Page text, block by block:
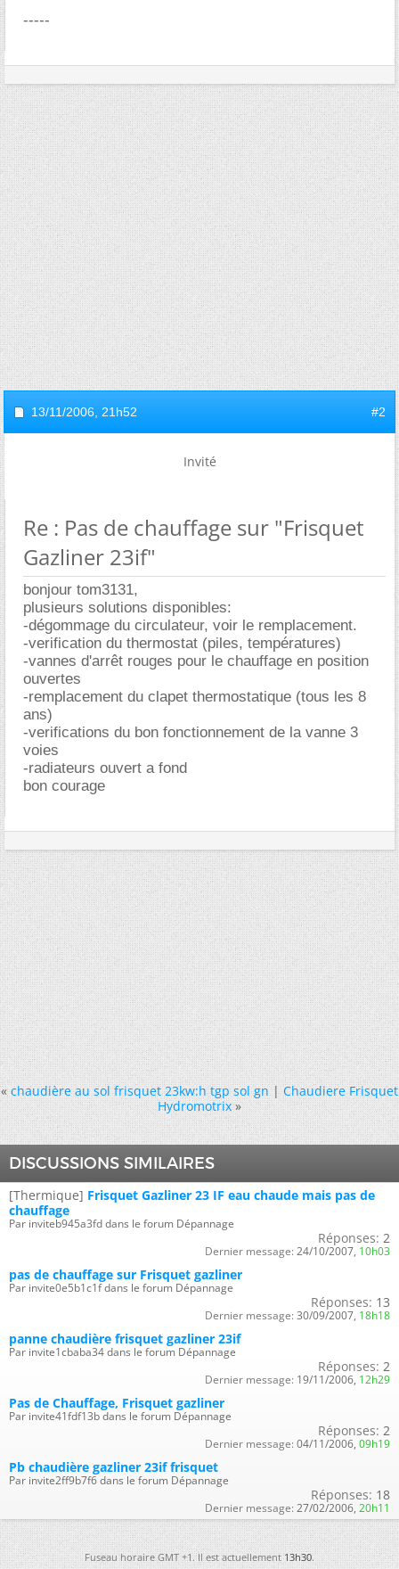
-----
13/11/2006, 21h52 #2
Invité
Re : Pas de chauffage sur "Frisquet
Gazliner 23if"
bonjour tom3131,
plusieurs solutions disponibles:
-dégommage du circulateur, voir le remplacement.
-verification du thermostat (piles, températures)
-vannes d'arrêt rouges pour le chauffage en position
ouvertes
-remplacement du clapet thermostatique (tous les 8
ans)
-verifications du bon fonctionnement de la vanne 3
voies
-radiateurs ouvert a fond
bon courage
« chaudière au sol frisquet 23kw:h tgp sol gn|Chaudiere Frisquet
Hydromotrix »
DISCUSSIONS SIMILAIRES
[Thermique] Frisquet Gazliner 23 IF eau chaude mais pas de
chauffage
Par inviteb945a3fd dans le forum Dépannage
Réponses: 2
Dernier message: 24/10/2007, 10h03
pas de chauffage sur Frisquet gazliner
Par invite0e5b1c1f dans le forum Dépannage
Réponses: 13
Dernier message: 30/09/2007, 18h18
panne chaudière frisquet gazliner 23if
Par invite1cbaba34 dans le forum Dépannage
Réponses: 2
Dernier message: 19/11/2006, 12h29
Pas de Chauffage, Frisquet gazliner
Par invite41fdf13b dans le forum Dépannage
Réponses: 2
Dernier message: 04/11/2006, 09h19
Pb chaudière gazliner 23if frisquet
Par invite2ff9b7f6 dans le forum Dépannage
Réponses: 18
Dernier message: 27/02/2006, 20h11
Fuseau horaire GMT +1. Il est actuellement13h30.